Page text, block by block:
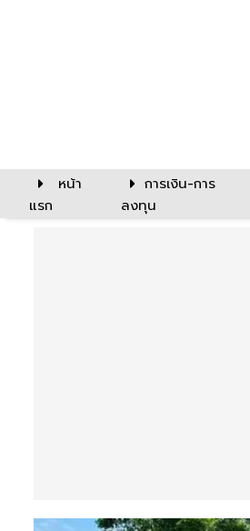
หน้า
แรก
การเงิน-การ
ลงทุน